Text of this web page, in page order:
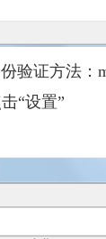
证方法：
“设置”